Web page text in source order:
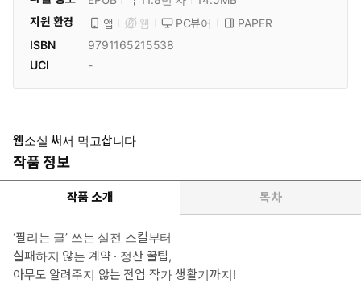
지원 환경
앱 웹 PC뷰어
PAPER
ISBN
9791165215538
UCI
-
웹소설 써서 먹고삽니다
작품 정보
작품 소개 목차
‘팔리는 글’ 쓰는 실전 스킬부터
실패하지 않는 계약 · 정산 꿀팁,
아무도 알려주지 않는 전업 작가 생활기까지!